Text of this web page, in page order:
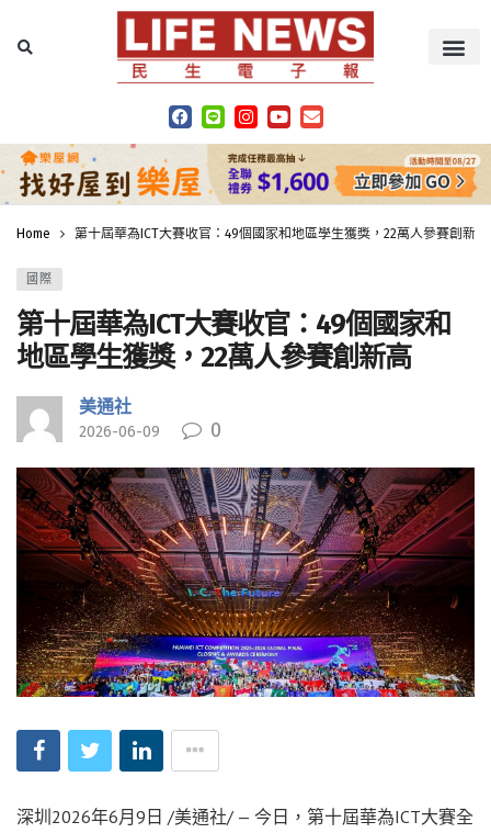
Home 第十屆華為ICT大賽收官：49個國家和地區學生獲獎，22萬人參賽創新高
國際
第十屆華為ICT大賽收官：49個國家和
地區學生獲獎，22萬人參賽創新高
美通社
2026-06-09 0
深圳2026年6月9日 /美通社/ — 今日，第十屆華為ICT大賽全